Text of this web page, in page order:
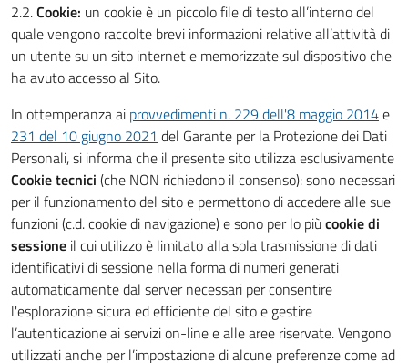
2.2.Cookie: un cookie è un piccolo file di testo all’interno del
quale vengono raccolte brevi informazioni relative all’attività di
un utente su un sito internet e memorizzate sul dispositivo che
ha avuto accesso al Sito.
In ottemperanza ai provvedimenti n. 229 dell'8 maggio 2014e
231 del 10 giugno 2021 del Garante per la Protezione dei Dati
Personali, si informa che il presente sito utilizza esclusivamente
Cookie tecnici (che NON richiedono il consenso): sono necessari
per il funzionamento del sito e permettono di accedere alle sue
funzioni (c.d. cookie di navigazione) e sono per lo piùcookie di
sessione il cui utilizzo è limitato alla sola trasmissione di dati
identificativi di sessione nella forma di numeri generati
automaticamente dal server necessari per consentire
l'esplorazione sicura ed efficiente del sito e gestire
l’autenticazione ai servizi on-line e alle aree riservate. Vengono
utilizzati anche per l’impostazione di alcune preferenze come ad